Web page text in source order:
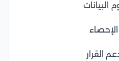
البيانات
القرار